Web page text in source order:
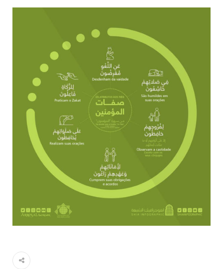
10 DE NOVEMBRO DE 2013
Em nome de Deus, o Clemente, o Misericordioso! Diante da
data em que relembramos o martírio do quarto Imam dos
muçulmanos, o Imam Ali Ibn Al-Hussein Ibn Ali Ibn Abi Táleb
(A.S.), conhecido por “Zein Al-Ábidin” (Formosura
3 DE JULHO DE 2014
Centro Islâmico no Brasil recebe o ex-
ministro das Relações Exteriores da
República Islâmica do Irã
Na noite da quinta-feira, 03 de Abril, o Centro Islâmico no
Brasil recebeu em sua sede, em São Paulo, o ex-ministro das
Relações Exteriores da República Islâmica do Irã, Sr. Kamal
Kharrazi, que encontra-se visitando